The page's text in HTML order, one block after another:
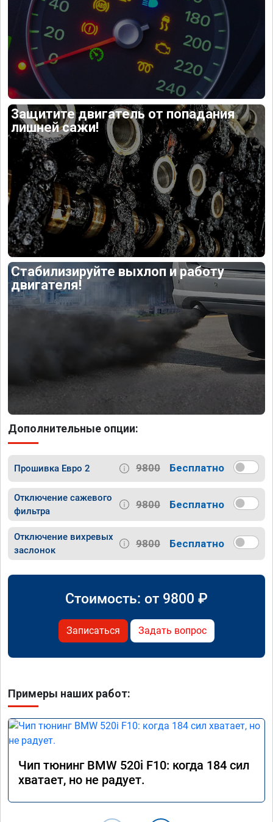
Защитите двигатель от попадания
лишней сажи!
Стабилизируйте выхлоп и работу
двигателя!
Дополнительные опции:
Прошивка Евро 2 9800 Бесплатно
Отключение сажевого
фильтра
9800 Бесплатно
Отключение вихревых
заслонок
9800 Бесплатно
Стоимость: от 9800 ₽
Записаться Задать вопрос
Примеры наших работ:
Чип тюнинг BMW 520i F10: когда 184 сил
хватает, но не радует.